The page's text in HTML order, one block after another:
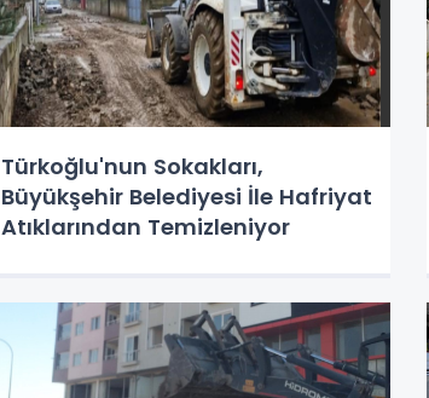
Türkoğlu'nun Sokakları,
Büyükşehir Belediyesi İle Hafriyat
Atıklarından Temizleniyor